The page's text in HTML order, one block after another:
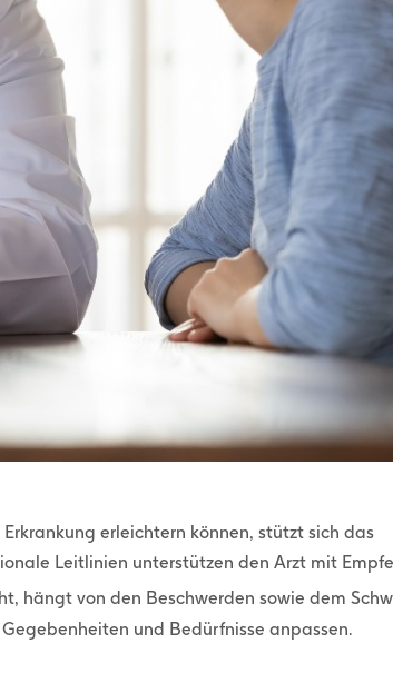
erleichtern können, stützt sich das
Leitlinien unterstützen den Arzt mit
hängt von den Beschwerden sowie dem
und Bedürfnisse anpassen.